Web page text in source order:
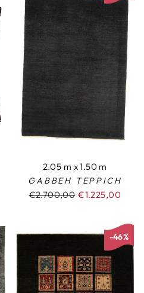
2.05 m x 1.50 m
GABBEH TEPPICH
Normaler
€2.700,00 Sonderpreis
€1.225,00
-46%